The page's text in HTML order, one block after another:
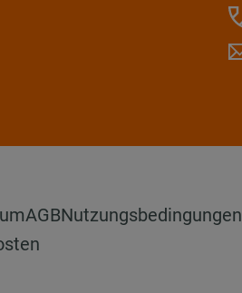
AGBNutzungsbedingungen